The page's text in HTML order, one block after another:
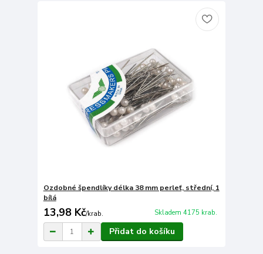
Ozdobné špendlíky délka 38 mm perleť, střední, 1
bílá
13,98 Kč/krab. Skladem 4175 krab.
Přidat do košíku